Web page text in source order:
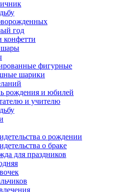
год
фигурные
шарики
рождения и юбилей
и учителю
о рождении
о браке
для праздников